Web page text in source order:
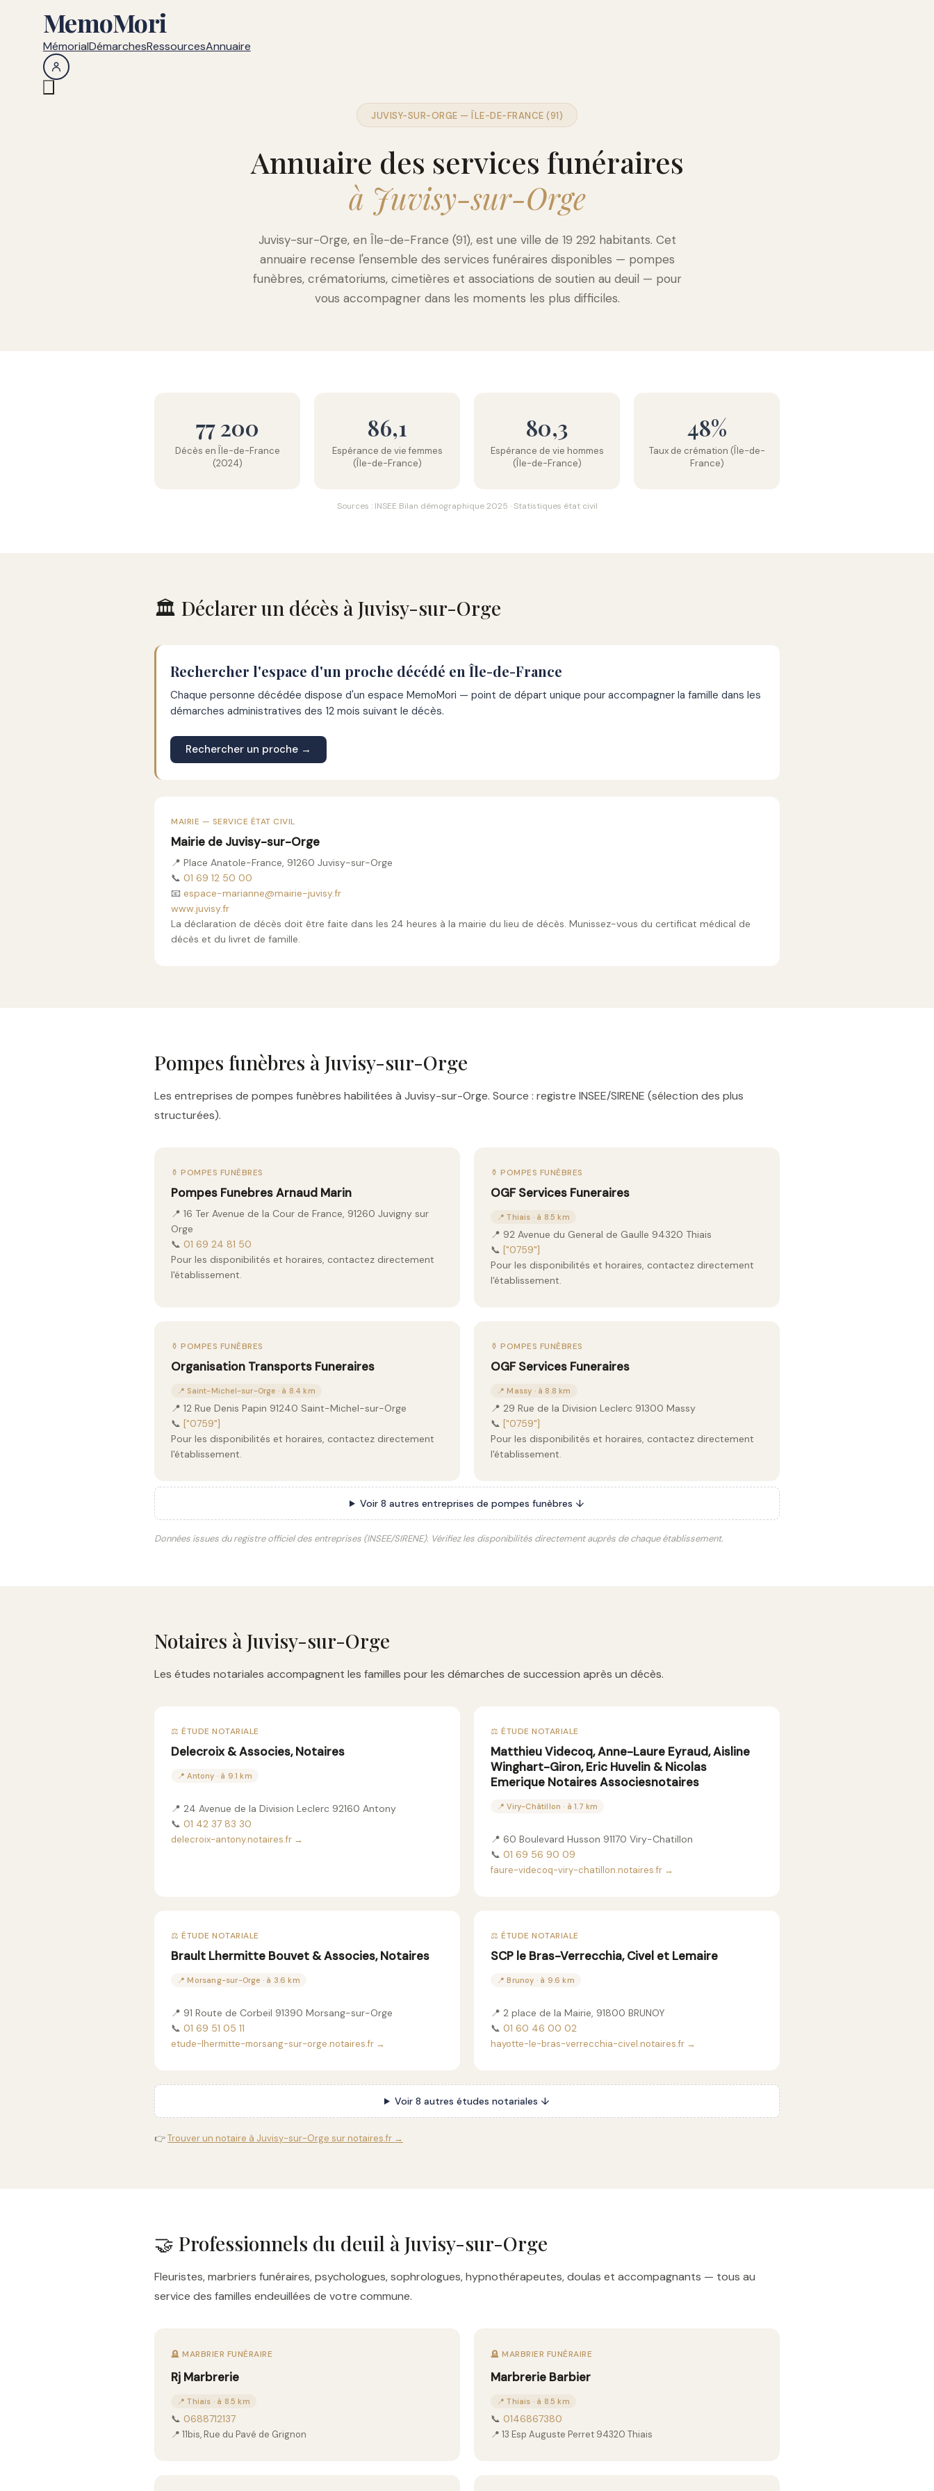
MemoMori
MémorialDémarchesRessourcesAnnuaire
JUVISY-SUR-ORGE — ÎLE-DE-FRANCE (91)
Annuaire des services funéraires
à Juvisy-sur-Orge
Juvisy-sur-Orge, en Île-de-France (91), est une ville de 19 292 habitants. Cet
annuaire recense l'ensemble des services funéraires disponibles — pompes
funèbres, crématoriums, cimetières et associations de soutien au deuil — pour
vous accompagner dans les moments les plus difficiles.
77 200
Décès en Île-de-France
(2024)
86,1
Espérance de vie femmes
(Île-de-France)
80,3
Espérance de vie hommes
(Île-de-France)
48%
Taux de crémation (Île-de-
France)
Sources : INSEE Bilan démographique 2025 · Statistiques état civil
🏛️ Déclarer un décès à Juvisy-sur-Orge
Rechercher l'espace d'un proche décédé en Île-de-France
Chaque personne décédée dispose d'un espace MemoMori — point de départ unique pour accompagner la famille dans les
démarches administratives des 12 mois suivant le décès.
Rechercher un proche →
MAIRIE — SERVICE ÉTAT CIVIL
Mairie de Juvisy-sur-Orge
📍 Place Anatole-France, 91260 Juvisy-sur-Orge
📞 01 69 12 50 00
📧 espace-marianne@mairie-juvisy.fr
www.juvisy.fr
La déclaration de décès doit être faite dans les 24 heures à la mairie du lieu de décès. Munissez-vous du certificat médical de
décès et du livret de famille.
Pompes funèbres à Juvisy-sur-Orge
Les entreprises de pompes funèbres habilitées à Juvisy-sur-Orge. Source : registre INSEE/SIRENE (sélection des plus
structurées).
⚱️ POMPES FUNÈBRES
Pompes Funebres Arnaud Marin
📍 16 Ter Avenue de la Cour de France, 91260 Juvigny sur
Orge
📞 01 69 24 81 50
Pour les disponibilités et horaires, contactez directement
l'établissement.
⚱️ POMPES FUNÈBRES
OGF Services Funeraires
📍 Thiais · à 8.5 km
📍 92 Avenue du General de Gaulle 94320 Thiais
📞 ["0759"]
Pour les disponibilités et horaires, contactez directement
l'établissement.
⚱️ POMPES FUNÈBRES
Organisation Transports Funeraires
📍 Saint-Michel-sur-Orge · à 8.4 km
📍 12 Rue Denis Papin 91240 Saint-Michel-sur-Orge
📞 ["0759"]
Pour les disponibilités et horaires, contactez directement
l'établissement.
⚱️ POMPES FUNÈBRES
OGF Services Funeraires
📍 Massy · à 8.8 km
📍 29 Rue de la Division Leclerc 91300 Massy
📞 ["0759"]
Pour les disponibilités et horaires, contactez directement
l'établissement.
Voir 8 autres entreprises de pompes funèbres ↓
Données issues du registre officiel des entreprises (INSEE/SIRENE). Vérifiez les disponibilités directement auprès de chaque établissement.
Notaires à Juvisy-sur-Orge
Les études notariales accompagnent les familles pour les démarches de succession après un décès.
⚖️ ÉTUDE NOTARIALE
Delecroix & Associes, Notaires
📍 Antony · à 9.1 km
📍 24 Avenue de la Division Leclerc 92160 Antony
📞 01 42 37 83 30
delecroix-antony.notaires.fr →
⚖️ ÉTUDE NOTARIALE
Matthieu Videcoq, Anne-Laure Eyraud, Aisline
Winghart-Giron, Eric Huvelin & Nicolas
Emerique Notaires Associesnotaires
📍 Viry-Châtillon · à 1.7 km
📍 60 Boulevard Husson 91170 Viry-Chatillon
📞 01 69 56 90 09
faure-videcoq-viry-chatillon.notaires.fr →
⚖️ ÉTUDE NOTARIALE
Brault Lhermitte Bouvet & Associes, Notaires
📍 Morsang-sur-Orge · à 3.6 km
📍 91 Route de Corbeil 91390 Morsang-sur-Orge
📞 01 69 51 05 11
etude-lhermitte-morsang-sur-orge.notaires.fr →
⚖️ ÉTUDE NOTARIALE
SCP le Bras-Verrecchia, Civel et Lemaire
📍 Brunoy · à 9.6 km
📍 2 place de la Mairie, 91800 BRUNOY
📞 01 60 46 00 02
hayotte-le-bras-verrecchia-civel.notaires.fr →
Voir 8 autres études notariales ↓
👉Trouver un notaire à Juvisy-sur-Orge sur notaires.fr →
🤝 Professionnels du deuil à Juvisy-sur-Orge
Fleuristes, marbriers funéraires, psychologues, sophrologues, hypnothérapeutes, doulas et accompagnants — tous au
service des familles endeuillées de votre commune.
🪦 MARBRIER FUNÉRAIRE
Rj Marbrerie
📍 Thiais · à 8.5 km
📞 0688712137
📍 11bis, Rue du Pavé de Grignon
🪦 MARBRIER FUNÉRAIRE
Marbrerie Barbier
📍 Thiais · à 8.5 km
📞 0146867380
📍 13 Esp Auguste Perret 94320 Thiais